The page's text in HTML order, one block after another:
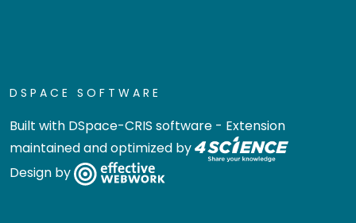
DSPACE SOFTWARE
Built with DSpace-CRIS software - Extension
maintained and optimized by
Design by